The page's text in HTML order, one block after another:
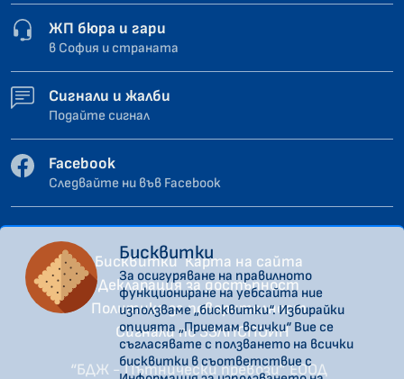
ЖП бюра и гари
в София и страната
Сигнали и жалби
Подайте сигнал
Facebook
Следвайте ни във Facebook
Бисквитки Карта на сайта
Декларация за достъпност
Политика за поверителност
Сигнали по ЗЗЛПСПОИН
“БДЖ - Пътнически превози” ЕООД
Бисквитки
За осигуряване на правилното
функциониране на уебсайта ние
използваме „бисквитки“. Избирайки
опцията „Приемам всички“ Вие се
съгласявате с ползването на всички
бисквитки в съответствие с